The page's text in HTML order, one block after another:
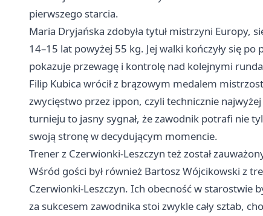
pierwszego starcia.
Maria Dryjańska zdobyła tytuł mistrzyni Europy,
14–15 lat powyżej 55 kg. Jej walki kończyły się
pokazuje przewagę i kontrolę nad kolejnymi
Filip Kubica wrócił z brązowym medalem
zwycięstwo przez ippon, czyli technicznie
turnieju to jasny sygnał, że zawodnik potrafi nie
swoją stronę w decydującym momencie.
Trener z Czerwionki-Leszczyn też został
Wśród gości był również Bartosz Wójcikowski z
Czerwionki-Leszczyn. Ich obecność w starostwie
za sukcesem zawodnika stoi zwykle cały sztab,